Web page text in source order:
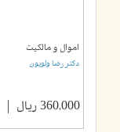
اموال و مالکیت
دکتر رضا ولویون
360,000 ریال